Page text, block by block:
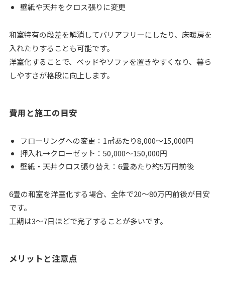
壁紙や天井をクロス張りに変更
和室特有の段差を解消してバリアフリーにしたり、床暖房を
入れたりすることも可能です。
洋室化することで、ベッドやソファを置きやすくなり、暮ら
しやすさが格段に向上します。
費用と施工の目安
フローリングへの変更：1㎡あたり8,000〜15,000円
押入れ→クローゼット：50,000〜150,000円
壁紙・天井クロス張り替え：6畳あたり約5万円前後
6畳の和室を洋室化する場合、全体で20〜80万円前後が目安
です。
工期は3〜7日ほどで完了することが多いです。
メリットと注意点